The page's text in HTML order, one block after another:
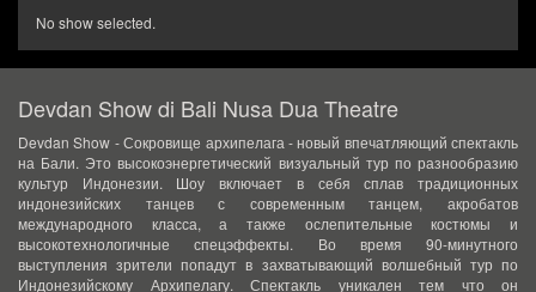
No show selected.
Devdan Show di Bali Nusa Dua Theatre
Devdan Show - Сокровище архипелага - новый впечатляющий спектакль
на Бали. Это высокоэнергетический визуальный тур по разнообразию
культур Индонезии. Шоу включает в себя сплав традиционных
индонезийских танцев с современным танцем, акробатов
международного класса, а также ослепительные костюмы и
высокотехнологичные спецэффекты. Во время 90-минутного
выступления зрители попадут в захватывающий волшебный тур по
Индонезийскому Архипелагу. Спектакль уникален тем что он